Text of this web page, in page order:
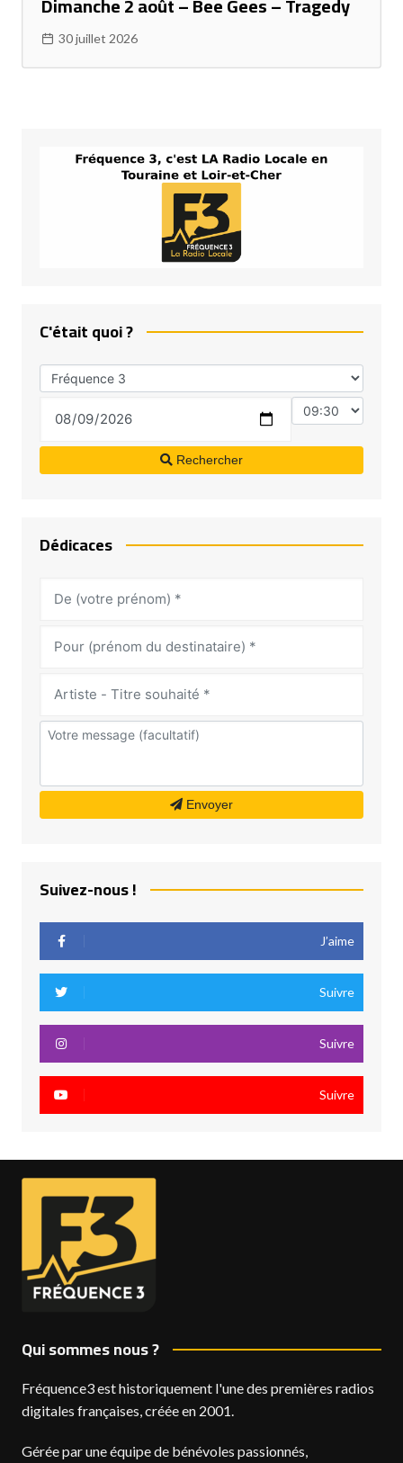
30 juillet 2026
C'était quoi ?
Rechercher
Dédicaces
Envoyer
Suivez-nous !
J’aime
Suivre
Suivre
Suivre
Qui sommes nous ?
Fréquence3 est historiquement l'une des premières radios
digitales françaises, créée en 2001.
Gérée par une équipe de bénévoles passionnés,